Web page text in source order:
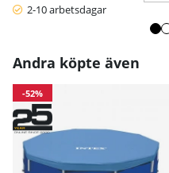
2-10 arbetsdagar
Andra köpte även
-52%